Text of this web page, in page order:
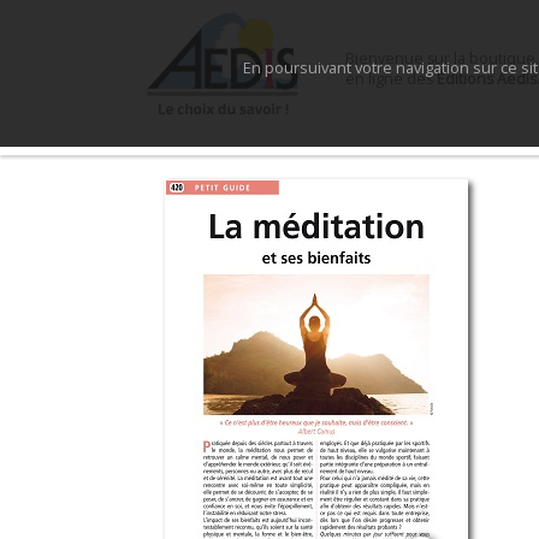
Bienvenue sur la boutique
en ligne desÉditions Aedis.
En poursuivant votre navigation sur ce